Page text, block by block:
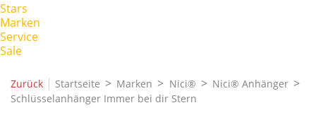
Stars
Marken
Service
Sale
Zurück | Startseite Marken Nici®
Nici® Anhänger
Schlüsselanhänger Immer bei dir Stern